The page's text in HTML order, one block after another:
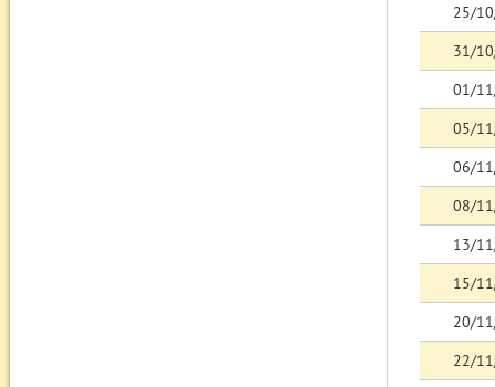
25/
31/
01/
05/
06/
08/
13/
15/
20/
22/